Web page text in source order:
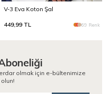
V-3 Eva Koton Şal
449,99 TL 69 Renk
olmak için e-bültenimize